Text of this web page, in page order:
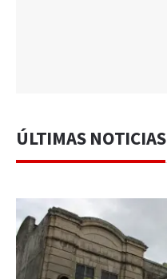
ÚLTIMAS NOTICIAS